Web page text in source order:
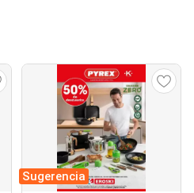
Sugerencia